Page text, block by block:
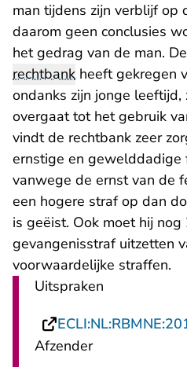
man tijdens zijn verblijf op
daarom geen conclusies
het gedrag van de man.
rechtbank heeft gekregen
ondanks zijn jonge leeftijd,
overgaat tot het gebruik
vindt de rechtbank zeer
ernstige en gewelddadige
vanwege de ernst van de
een hogere straf op dan
is geëist. Ook moet hij nog
gevangenisstraf uitzetten
voorwaardelijke straffen.
Uitspraken
Afzender